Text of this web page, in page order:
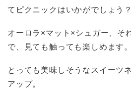
てピクニックはいかがでしょう？
オーロラ×マット×シュガー、そ
で、見ても触っても楽しめます。
とっても美味しそうなスイーツ
アップ。